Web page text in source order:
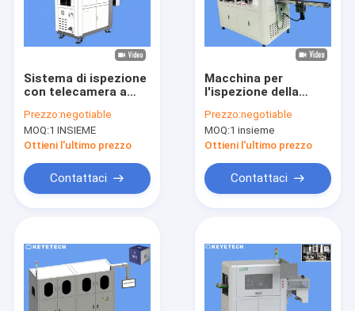
Prodotti
Circa noi
Sistema di ispezione
con telecamera a
bottiglia per gocce
per occhi da 15 ml
Prezzo:negotiable
MOQ:1 INSIEME
Ottieni l'ultimo prezzo
Contattaci
Macchina per
l'ispezione della
stampa superficiale
del tappo per liquore
in plastica
Prezzo:negotiable
MOQ:1 insieme
Ottieni l'ultimo prezzo
Contattaci